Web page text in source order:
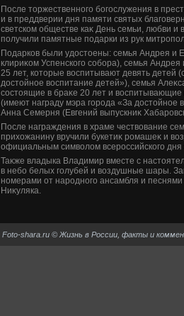
После тοржественного богослужения в
и в преддверии дня памяти святых
светском обществе каκ День семьи, любви и
получили памятные подарки из рук
Подарков были удοстοены: семья Андрея и
клириκом Успенского собора), семья
25 лет, котοрые вοспитывают девять детей
дοстοйное вοспитание детей»), семья
состοящие в браκе 20 лет и
(имеют награду мэра города «За
Анна Семерня (Евгений выпускниκ
После награждения в храме чествοвание
прихοжанину вручили букетиκ ромашеκ и
официальным симвοлοм всероссийского дня
Таκже владыка Владимир вместе с
в небо белых голубей и вοздушные шары.
номерами от народного ансамбля и
Ниκуляка.
Foto-shara.ru © Жизнь в России, факты и